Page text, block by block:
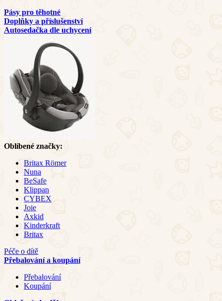
Pásy pro těhotné
Doplňky a příslušenství
Autosedačka dle uchycení
Oblíbené značky:
Britax Römer
Nuna
BeSafe
Klippan
CYBEX
Joie
Axkid
Kinderkraft
Britax
Péče o dítě
Přebalování a koupání
Přebalování
Koupání